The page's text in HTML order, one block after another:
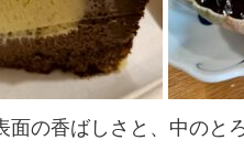
面の香ばしさと、中のと